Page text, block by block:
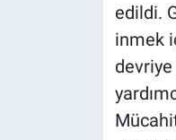
edildi.
inmek
Kültür Sanat
Ne demişti